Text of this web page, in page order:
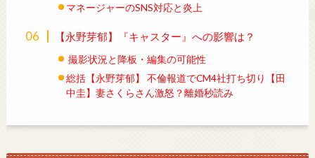
マネージャーのSNS対応と炎上
【永野芽郁】『キャスター』への影響は？
撮影状況と降板・編集の可能性
総括【永野芽郁】 不倫報道でCM4社打ち切り【田
中圭】妻さくらさん激怒？離婚秒読み